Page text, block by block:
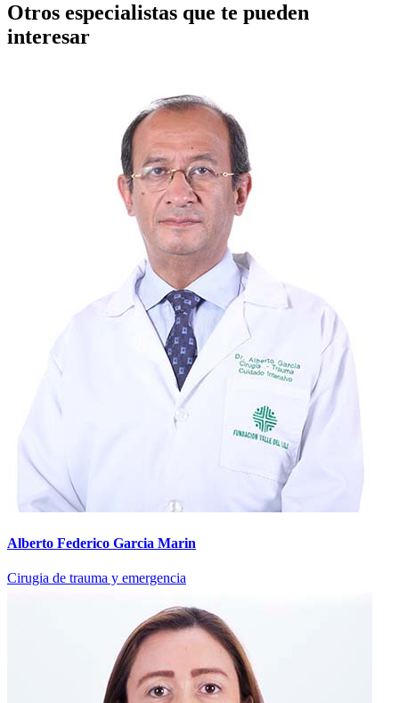
Otros especialistas que te pueden
interesar
Alberto Federico Garcia Marin
Cirugia de trauma y emergencia